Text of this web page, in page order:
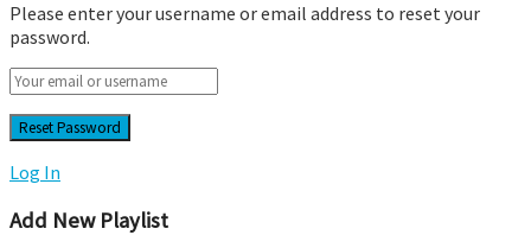
Please enter your username or email address to reset your
password.
Log In
Add New Playlist